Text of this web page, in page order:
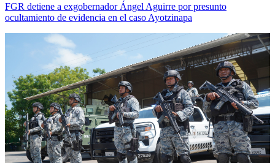
FGR detiene a exgobernador Ángel Aguirre por presunto
ocultamiento de evidencia en el caso Ayotzinapa